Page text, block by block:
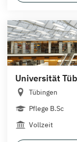
Universität
Tübingen
Pflege B.Sc
Vollzeit